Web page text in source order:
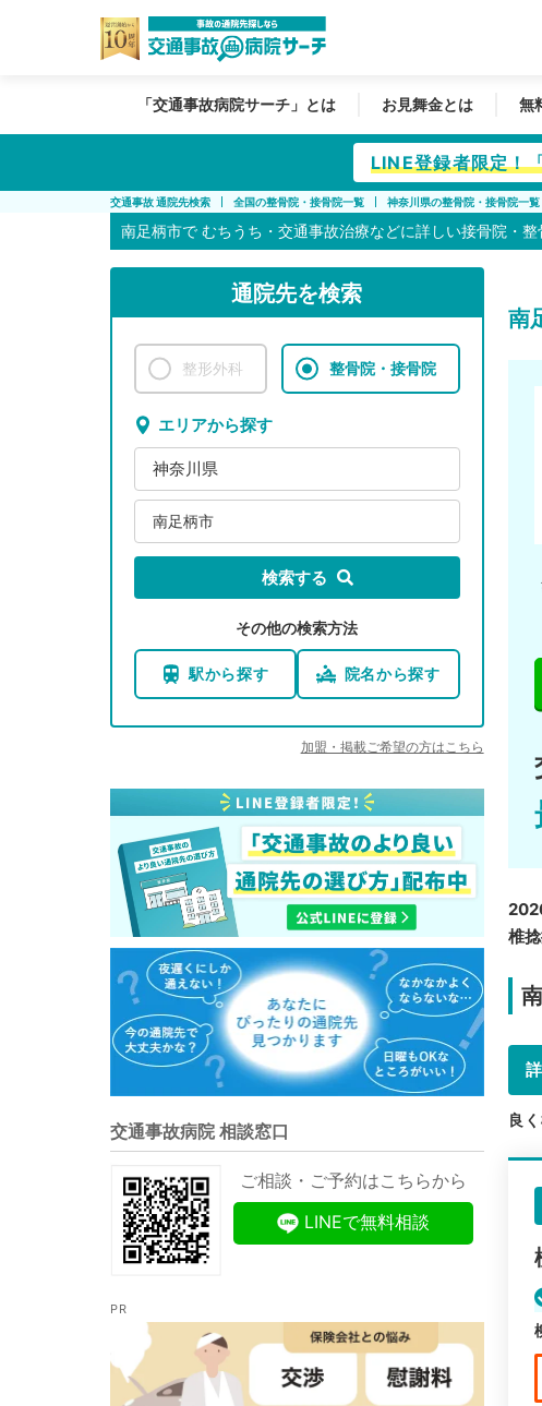
「交通事故病院サーチ」とは お見舞金とは 無
LINE登録者限定！
交通事故 通院先検索 全国の整骨院・接骨院一覧 神奈川県の整骨院・接骨院一覧
南足柄市で むちうち・交通事故治療などに詳しい接骨院・整
通院先を検索
整形外科 整骨院・接骨院
エリアから探す
神奈川県
南足柄市
検索する
その他の検索方法
駅から探す 院名から探す
加盟・掲載ご希望の方はこちら
交通事故病院 相談窓口
ご相談・ご予約はこちらから
LINEで無料相談
南
椎
良